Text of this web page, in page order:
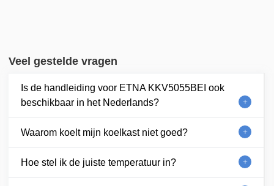
Veel gestelde vragen
Is de handleiding voor ETNA KKV5055BEI ook
beschikbaar in het Nederlands?
Waarom koelt mijn koelkast niet goed?
Hoe stel ik de juiste temperatuur in?